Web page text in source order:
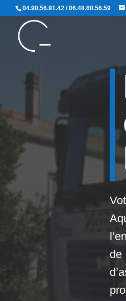
04.90.56.91.42 / 06.48.60.56.59